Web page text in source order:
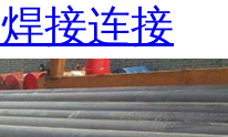
焊接连接